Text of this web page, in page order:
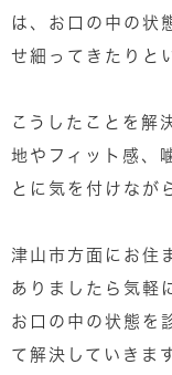
は、お口の中の状
せ細ってきたりと
こうしたことを解
地やフィット感、
とに気を付けなが
津山市方面にお住
ありましたら気軽
お口の中の状態を
て解決していきま